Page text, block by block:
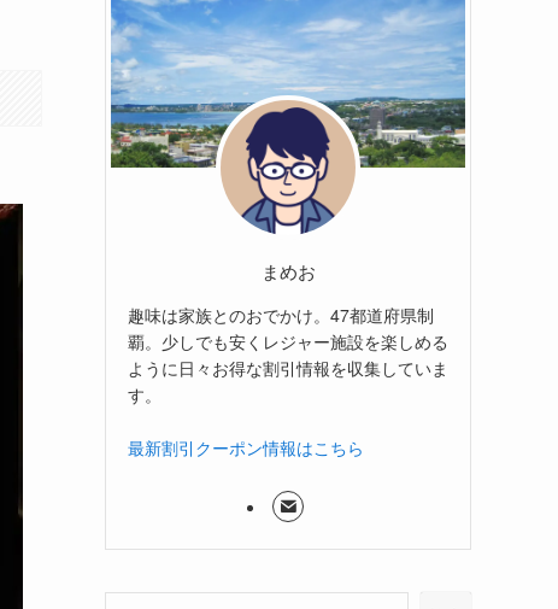
まめお
趣味は家族とのおでかけ。47都道府県制
覇。少しでも安くレジャー施設を楽しめる
ように日々お得な割引情報を収集していま
す。
最新割引クーポン情報はこちら